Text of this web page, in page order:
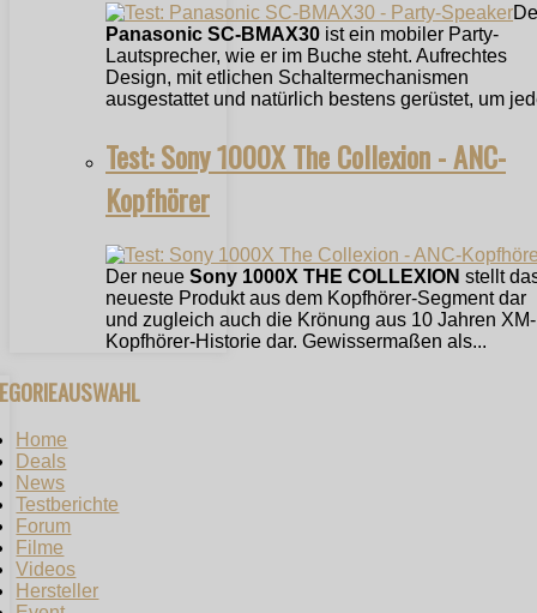
Panasonic SC-BMAX30 ist ein mobiler Party-
Lautsprecher, wie er im Buche steht. Aufrechtes
Design, mit etlichen Schaltermechanismen
ausgestattet und natürlich bestens gerüstet, um
Test: Sony 1000X The Collexion - ANC-
Kopfhörer
Der neue Sony 1000X THE COLLEXION stellt
neueste Produkt aus dem Kopfhörer-Segment dar
und zugleich auch die Krönung aus 10 Jahren XM-
Kopfhörer-Historie dar. Gewissermaßen als...
Home
Deals
News
Testberichte
Forum
Filme
Videos
Hersteller